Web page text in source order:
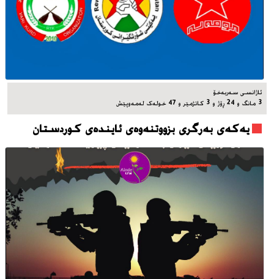
ئاژانسی سه‌ربه‌خۆ
3 مانگ و 24 ڕۆژ و 3 کاتژمێر و 47 خوله‌ک له‌مه‌وپێش‌
یه‌که‌ی به‌رگری بزووتنه‌وه‌ی ئاینده‌ی کوردستان